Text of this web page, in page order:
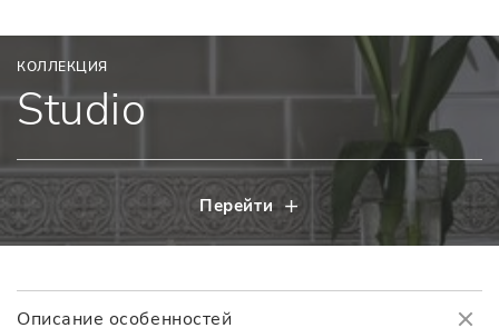
КОЛЛЕКЦИЯ
Studio
Перейти
Описание особенностей